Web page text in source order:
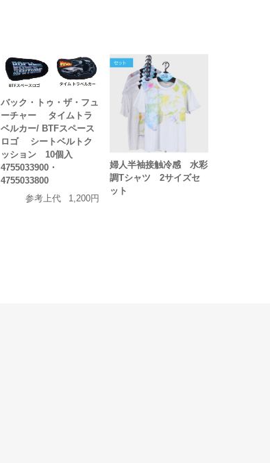
バック・トゥ・ザ・フュ
ーチャー タイムトラ
ベルカー/ BTFスペース
ロゴ シートベルトク
ッション 10個入
4755033900・
4755033800
参考上代
1,200円
婦人半袖接触冷感 水彩
調Tシャツ 2サイズセ
ット